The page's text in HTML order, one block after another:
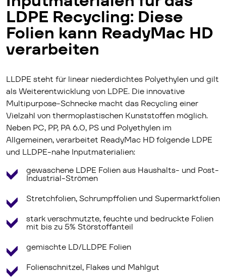
LDPE Recycling: Diese
Folien kann ReadyMac HD
verarbeiten
LLDPE steht für linear niederdichtes Polyethylen und gilt
als Weiterentwicklung von LDPE. Die innovative
Multipurpose-Schnecke macht das Recycling einer
Vielzahl von thermoplastischen Kunststoffen möglich.
Neben PC, PP, PA 6.0, PS und Polyethylen im
Allgemeinen, verarbeitet ReadyMac HD folgende LDPE
und LLDPE-nahe Inputmaterialien:
gewaschene LDPE Folien aus Haushalts- und Post-
Industrial-Strömen
Stretchfolien, Schrumpffolien und Supermarktfolien
stark verschmutzte, feuchte und bedruckte Folien
mit bis zu 5% Störstoffanteil
gemischte LD/LLDPE Folien
Folienschnitzel, Flakes und Mahlgut